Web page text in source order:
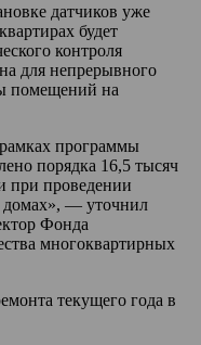
датчиков уже
будет
контроля
для непрерывного
помещений на
программы
порядка 16,5 тысяч
при проведении
домах», — уточнил
Фонда
многоквартирных
текущего года в